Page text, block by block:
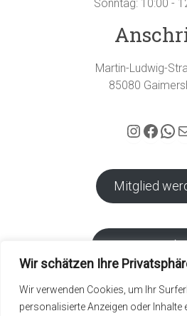
Wir schätzen Ihre
Wir verwenden Cookies, um Ihr
personalisierte Anzeigen oder Inhalte
Sonntag: 10:00 -
Martin-Ludwig-
85080
Hubertus Gaimersheim auf
Mitglied
Vereins-
Kalender